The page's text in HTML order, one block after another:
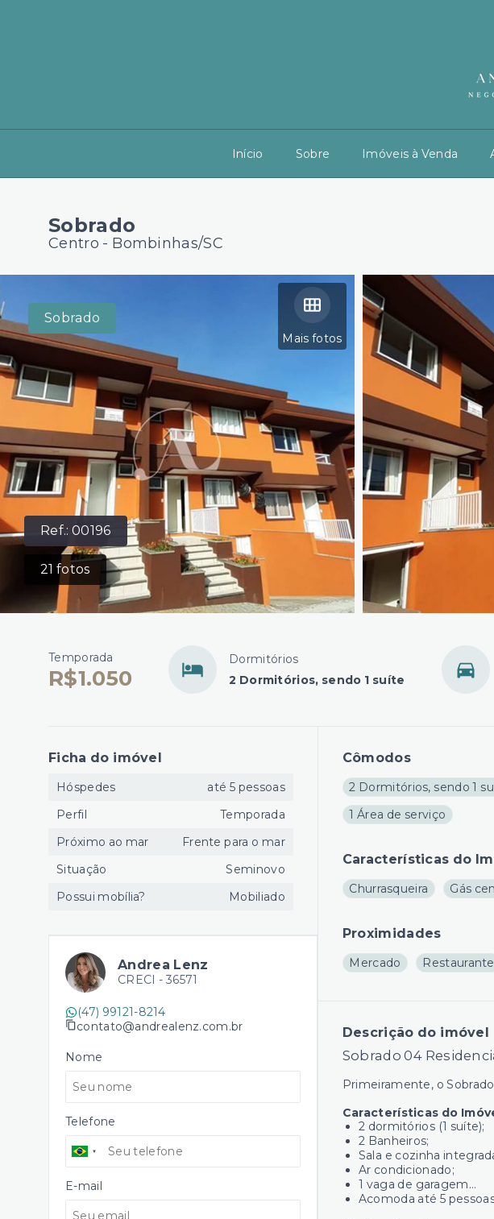
Início Sobre Imóveis à Venda
Sobrado
Centro - Bombinhas/SC
Ref.:00196
21 fotos
Mais fotos
Sobrado
Temporada
R$1.050
Dormitórios
2 Dormitórios, sendo 1 suíte
Cômodos
2 Dormitórios, sendo 1
1 Área de serviço
Características do
Churrasqueira Gás
Proximidades
Mercado Restaurante
Descrição do imóvel
Sobrado 04
Primeiramente, o
Características do
2 dormitórios (1 suíte);
2 Banheiros;
Sala e cozinha
Ar condicionado;
1 vaga de garagem…
Acomoda até 5
Ficha do imóvel
Hóspedes
até 5 pessoas
Perfil
Temporada
Próximo ao mar
Frente para o mar
Situação
Seminovo
Possui mobília?
Mobiliado
Andrea Lenz
CRECI - 36571
(47) 99121-8214
contato@andrealenz.com.br
Nome
Telefone
E-mail